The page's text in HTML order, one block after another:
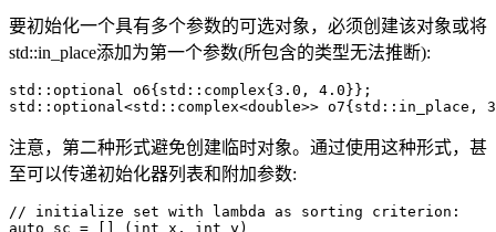
要初始化一个具有多个参数的可选对象，必须创建该对象或将
std::in_place添加为第一个参数(所包含的类型无法推断):
std::optional o6{std::complex{3.0, 4.0}};
std::optional<std::complex<double>> o7{std::in_place,
注意，第二种形式避免创建临时对象。通过使用这种形式，甚
至可以传递初始化器列表和附加参数:
// initialize set with lambda as sorting criterion:
auto sc = [] (int x, int y)